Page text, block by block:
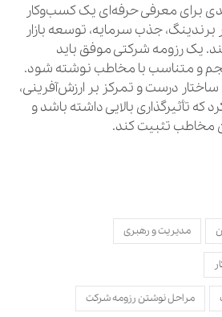
برای معرفی حرفه‌ای یک کسب‌وکار
جذب سرمایه، توسعه بازار
یک رزومه شرکتی موفق باید
و متناسب با مخاطب نوشته شود.
درست و تمرکز بر ارزش‌آفرینی،
که تأثیرگذاری بالایی داشته باشد و
مخاطب تثبیت کند.
مدیریت و رهبری
مراحل نوشتن رزومه شرکت